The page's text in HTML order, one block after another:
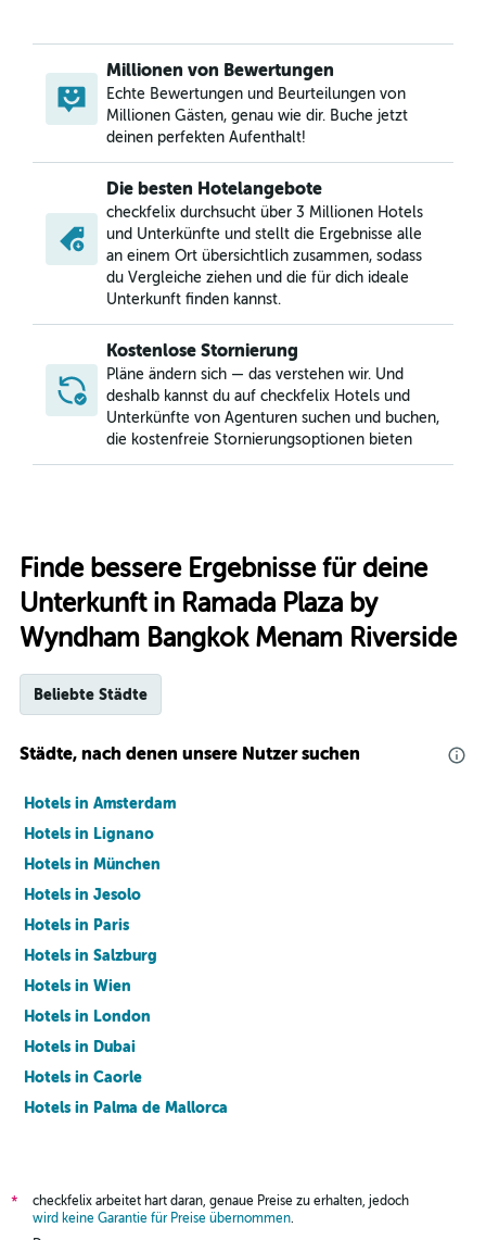
Millionen von Bewertungen
Echte Bewertungen und Beurteilungen von
Millionen Gästen, genau wie dir. Buche jetzt
deinen perfekten Aufenthalt!
Die besten Hotelangebote
checkfelix durchsucht über 3 Millionen Hotels
und Unterkünfte und stellt die Ergebnisse alle
an einem Ort übersichtlich zusammen, sodass
du Vergleiche ziehen und die für dich ideale
Unterkunft finden kannst.
Kostenlose Stornierung
Pläne ändern sich — das verstehen wir. Und
deshalb kannst du auf checkfelix Hotels und
Unterkünfte von Agenturen suchen und buchen,
die kostenfreie Stornierungsoptionen bieten
Finde bessere Ergebnisse für deine
Unterkunft in Ramada Plaza by
Wyndham Bangkok Menam Riverside
Beliebte Städte
Städte, nach denen unsere Nutzer suchen
Hotels in Amsterdam
Hotels in Lignano
Hotels in München
Hotels in Jesolo
Hotels in Paris
Hotels in Salzburg
Hotels in Wien
Hotels in London
Hotels in Dubai
Hotels in Caorle
Hotels in Palma de Mallorca
*
checkfelix arbeitet hart daran, genaue Preise zu erhalten, jedoch
wird keine Garantie für Preise übernommen.